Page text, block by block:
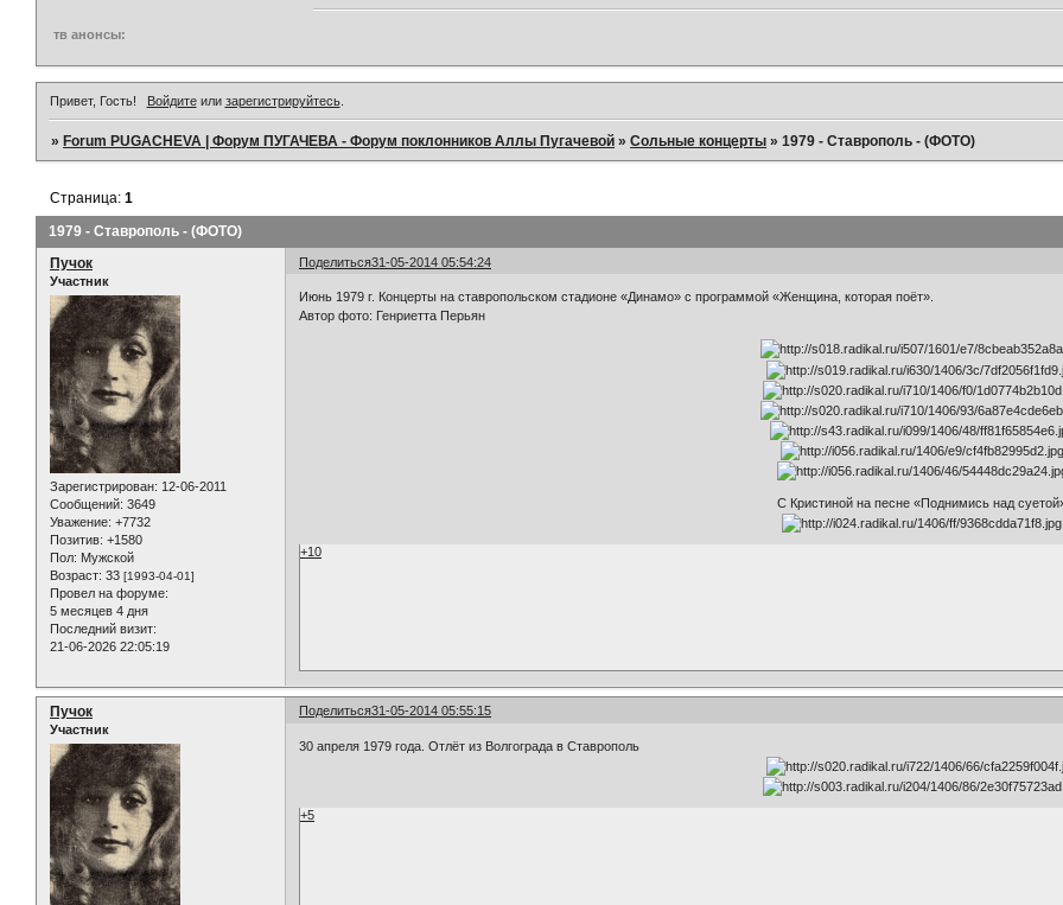
тв анонсы:
Привет, Гость! Войдитеили зарегистрируйтесь.
»Forum PUGACHEVA | Форум ПУГАЧЕВА - Форум поклонников Аллы Пугачевой »Сольные концерты »1979 - Ставрополь - (ФОТО)
1979 - Ставрополь - (ФОТО)
Страница:1
Поделиться31-05-2014 05:54:24
Пучок
Участник
Зарегистрирован: 12-06-2011
Сообщений: 3649
Уважение: +7732
Позитив: +1580
Пол: Мужской
Возраст: 33 [1993-04-01]
Провел на форуме:
5 месяцев 4 дня
Последний визит:
21-06-2026 22:05:19
Июнь 1979 г. Концерты на ставропольском стадионе «Динамо» с программой «Женщина, которая поёт».
Автор фото: Генриетта Перьян
С Кристиной на песне «Поднимись над
+10
Поделиться31-05-2014 05:55:15
Пучок
Участник
30 апреля 1979 года. Отлёт из Волгограда в Ставрополь
+5